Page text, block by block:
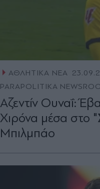
ΑΘΛΗΤΙΚΑ ΝΕΑ
PARAPOLITIKA
Αζεντίν Ουναΐ:
Χιρόνα μέσα στο
Μπιλμπάο